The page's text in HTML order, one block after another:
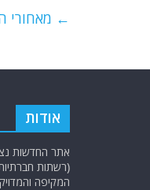
s
p
← מאחורי
אודות
אתר החדשות
(רשתות
המקיפה